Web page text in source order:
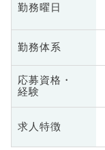
勤務曜日
勤務体系
応募資格・
経験
求人特徴